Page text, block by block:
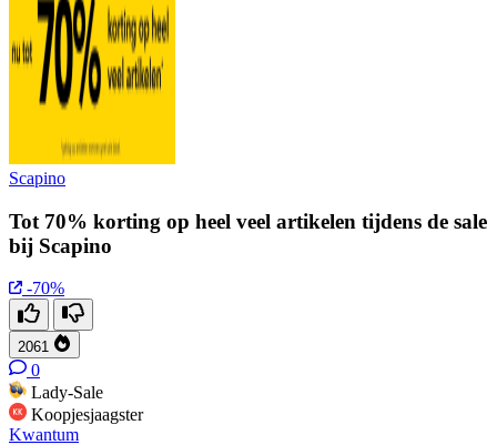
Scapino
Tot 70% korting op heel veel artikelen tijdens de sale
bij Scapino
-70%
2061
0
Lady-Sale
Koopjesjaagster
Kwantum